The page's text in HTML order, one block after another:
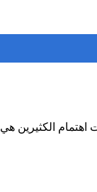
اهتمام الكثيرين هي